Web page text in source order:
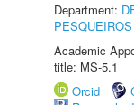
Department:
Academic
title: MS-5.1
Orcid